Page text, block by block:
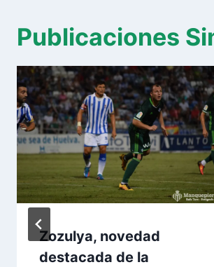
Publicaciones
Zozulya, novedad
destacada de la